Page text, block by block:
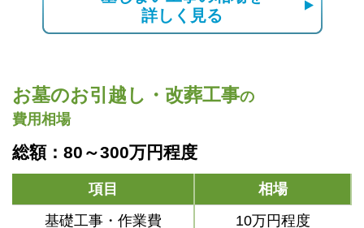
詳しく見る
お墓のお引越し・改葬工事の
費用相場
総額：80～300万円程度
項目
相場
基礎工事・作業費
10万円程度